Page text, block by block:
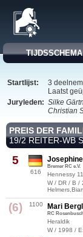
TIJDSSCHEMA
Startlijst:
3
Laatst
Juryleden: Silke
Christian
PREIS DER
19/2 REITER-WB
5
616
Bremer RC e.V.
Hennessy
W / DR / B /
(6) 1100 Mari
RC
Heraldik
W / 1998 /